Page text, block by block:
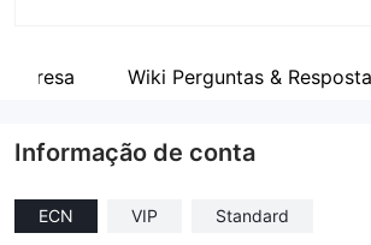
Empresa
Wiki Perguntas &
Informação de conta
ECN VIP Standard